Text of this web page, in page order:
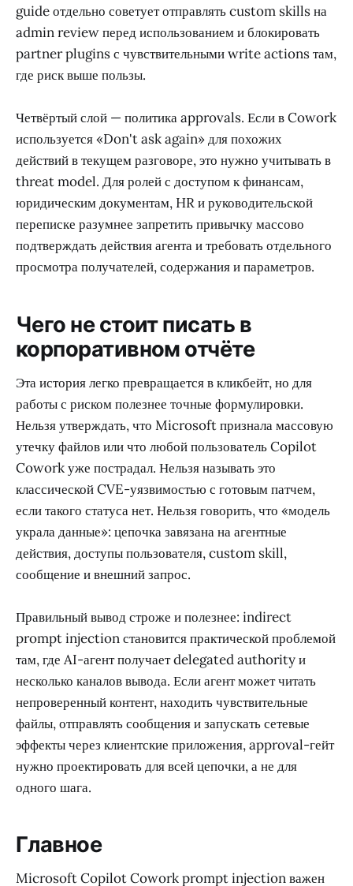
guide отдельно советует отправлять custom skills на
admin review перед использованием и блокировать
partner plugins с чувствительными write actions там,
где риск выше пользы.
Четвёртый слой — политика approvals. Если в Cowork
используется «Don't ask again» для похожих
действий в текущем разговоре, это нужно учитывать в
threat model. Для ролей с доступом к финансам,
юридическим документам, HR и руководительской
переписке разумнее запретить привычку массово
подтверждать действия агента и требовать отдельного
просмотра получателей, содержания и параметров.
Чего не стоит писать в
корпоративном отчёте
Эта история легко превращается в кликбейт, но для
работы с риском полезнее точные формулировки.
Нельзя утверждать, что Microsoft признала массовую
утечку файлов или что любой пользователь Copilot
Cowork уже пострадал. Нельзя называть это
классической CVE-уязвимостью с готовым патчем,
если такого статуса нет. Нельзя говорить, что «модель
украла данные»: цепочка завязана на агентные
действия, доступы пользователя, custom skill,
сообщение и внешний запрос.
Правильный вывод строже и полезнее: indirect
prompt injection становится практической проблемой
там, где AI-агент получает delegated authority и
несколько каналов вывода. Если агент может читать
непроверенный контент, находить чувствительные
файлы, отправлять сообщения и запускать сетевые
эффекты через клиентские приложения, approval-гейт
нужно проектировать для всей цепочки, а не для
одного шага.
Главное
Microsoft Copilot Cowork prompt injection важен